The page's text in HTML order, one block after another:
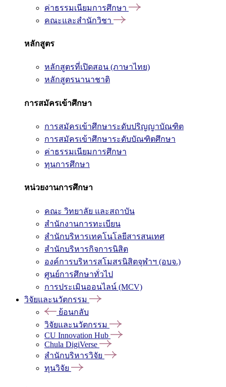
ค่าธรรมเนียมการศึกษา
คณะและสำนักวิชา
หลักสูตร
หลักสูตรที่เปิดสอน (ภาษาไทย)
หลักสูตรนานาชาติ
การสมัครเข้าศึกษา
การสมัครเข้าศึกษาระดับปริญญาบัณฑิต
การสมัครเข้าศึกษาระดับบัณฑิตศึกษา
ค่าธรรมเนียมการศึกษา
ทุนการศึกษา
หน่วยงานการศึกษา
คณะ วิทยาลัย และสถาบัน
สำนักงานการทะเบียน
สำนักบริหารเทคโนโลยีสารสนเทศ
สำนักบริหารกิจการนิสิต
องค์การบริหารสโมสรนิสิตจุฬาฯ (อบจ.)
ศูนย์การศึกษาทั่วไป
การประเมินออนไลน์ (MCV)
วิจัยและนวัตกรรม
ย้อนกลับ
วิจัยและนวัตกรรม
CU Innovation Hub
Chula DigiVerse
สำนักบริหารวิจัย
ทุนวิจัย